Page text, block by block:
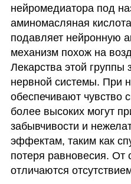
нейромедиатора под
аминомасляная
подавляет нейронную
механизм похож на
Лекарства этой группы
нервной системы. При
обеспечивают чувство
более высоких могут
забывчивости и
эффектам, таким как
потеря равновесия. От
отличаются